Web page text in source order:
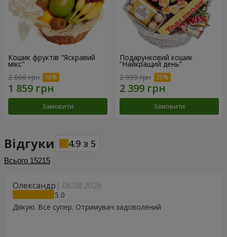
Кошик фруктів "Яскравий
мікс"
2 066 грн
Замовити
Подарунковий кошик
“Найкращий день”
2 999 грн
Замовити
Відгуки 4.9 з 5
Всього 15215
Олександр 06.08.2026
5
Дякую. Все супер. Отримувач задоволений